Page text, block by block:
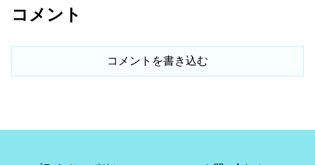
コメント
コメントを書き込む